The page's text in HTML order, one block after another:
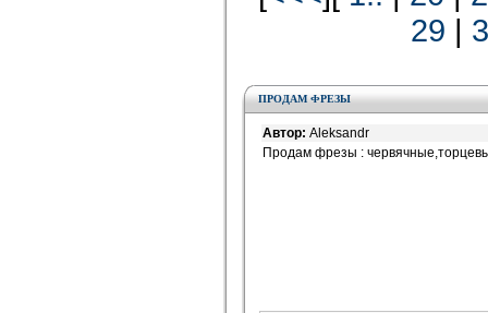
29 |
ПРОДАМ ФРЕЗЫ
Автор: Aleksandr
Продам фрезы :